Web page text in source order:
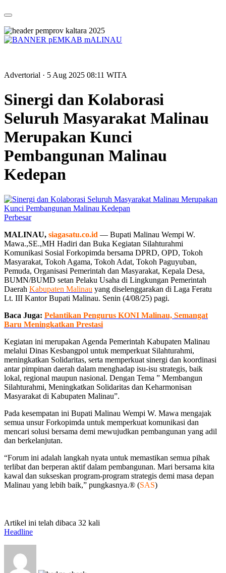
Advertorial · 5 Aug 2025 08:11 WITA
Sinergi dan Kolaborasi
Seluruh Masyarakat Malinau
Merupakan Kunci
Pembangunan Malinau
Kedepan
Perbesar
MALINAU, siagasatu.co.id — Bupati Malinau Wempi W.
Mawa.,SE.,MH Hadiri dan Buka Kegiatan Silahturahmi
Komunikasi Sosial Forkopimda bersama DPRD, OPD, Tokoh
Masyarakat, Tokoh Agama, Tokoh Adat, Tokoh Paguyuban,
Pemuda, Organisasi Pemerintah dan Masyarakat, Kepala Desa,
BUMN/BUMD setan Pelaku Usaha di Lingkungan Pemerintah
Daerah Kabupaten Malinau yang diselenggarakan di Laga Feratu
Lt. III Kantor Bupati Malinau. Senin (4/08/25) pagi.
Baca Juga: Pelantikan Pengurus KONI Malinau, Semangat
Baru Meningkatkan Prestasi
Kegiatan ini merupakan Agenda Pemerintah Kabupaten Malinau
melalui Dinas Kesbangpol untuk memperkuat Silahturahmi,
meningkatkan Solidaritas, serta memperkuat sinergi dan koordinasi
antar pimpinan daerah dalam menghadap isu-isu strategis, baik
lokal, regional maupun nasional. Dengan Tema ” Membangun
Silahturahmi, Meningkatkan Solidaritas dan Keharmonisan
Masyarakat di Kabupaten Malinau”.
Pada kesempatan ini Bupati Malinau Wempi W. Mawa mengajak
semua unsur Forkopimda untuk memperkuat komunikasi dan
mencari solusi bersama demi mewujudkan pembangunan yang adil
dan berkelanjutan.
“Forum ini adalah langkah nyata untuk memastikan semua pihak
terlibat dan berperan aktif dalam pembangunan. Mari bersama kita
kawal dan sukseskan program-program strategis demi masa depan
Malinau yang lebih baik,” pungkasnya.® (SAS)
Artikel ini telah dibaca 32 kali
Headline